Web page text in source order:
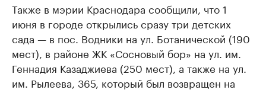
Также в мэрии Краснодара сообщили, что 1
июня в городе открылись сразу три детских
сада — в пос. Водники на ул. Ботанической (190
мест), в районе ЖК «Сосновый бор» на ул. им.
Геннадия Казаджиева (250 мест), а также на ул.
им. Рылеева, 365, который был возвращен на